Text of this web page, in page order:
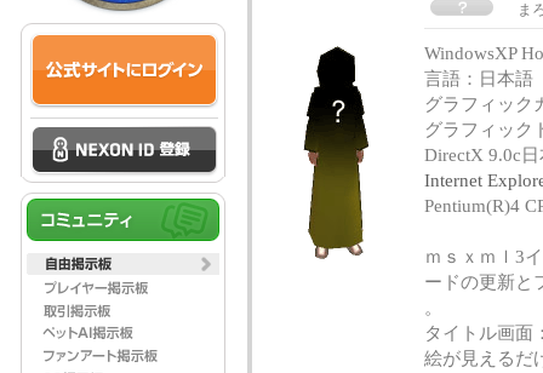
ま
WindowsXP
言語：日本語
グラフィッ
グラフィック
DirectX 9.0c日
Internet
Pentium(R)4
ｍｓｘｍｌ3
ードの更新と
。
タイトル画面
絵が見えるだ